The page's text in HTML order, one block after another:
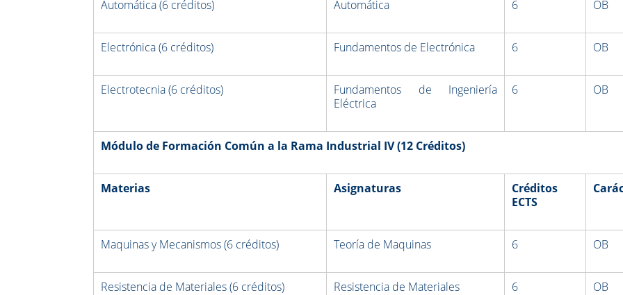
Automática (6 créditos) Automática 6 OB
Electrónica (6 créditos) Fundamentos de Electrónica 6 OB
Electrotecnia (6 créditos)
Fundamentos de Ingeniería
Eléctrica
6 OB
Módulo de Formación Común a la Rama Industrial IV(12 Créditos)
Materias Asignaturas
Créditos
ECTS
Maquinas y Mecanismos (6 créditos) Teoría de Maquinas 6 OB
Resistencia de Materiales (6 créditos) Resistencia de Materiales 6 OB